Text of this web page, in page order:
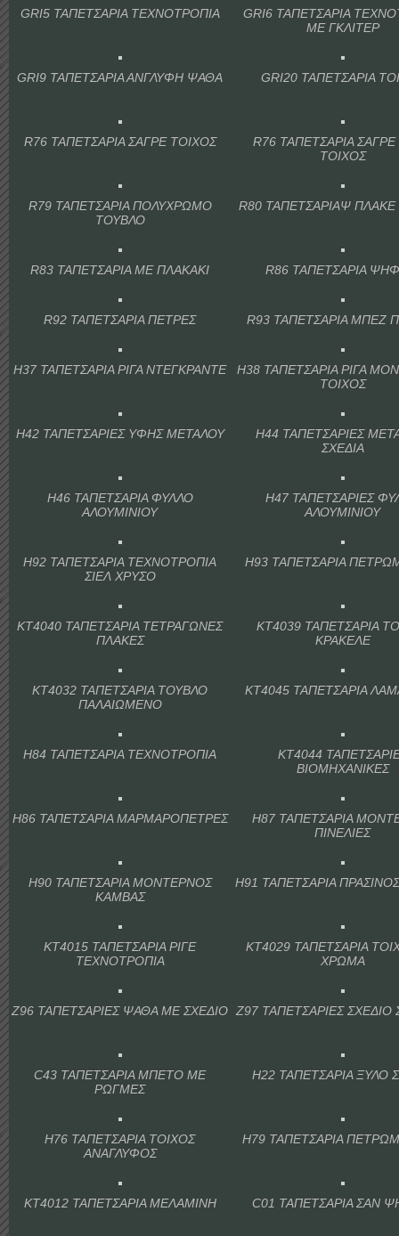
GRI5 ΤΑΠΕΤΣΑΡΙΑ ΤΕΧΝΟΤΡΟΠΙΑ
GRI6 ΤΑΠΕΤΣΑΡΙΑ
ΜΕ ΓΚΛΙΤΕΡ
GRI9 ΤΑΠΕΤΣΑΡΙΑ ΑΝΓΛΥΦΗ ΨΑΘΑ GRI20 ΤΑΠΕΤΣΑΡΙΑ
R76 ΤΑΠΕΤΣΑΡΙΑ ΣΑΓΡΕ ΤΟΙΧΟΣ
R76 ΤΑΠΕΤΣΑΡΙΑ
ΤΟΙΧΟΣ
R79 ΤΑΠΕΤΣΑΡΙΑ ΠΟΛΥΧΡΩΜΟ
ΤΟΥΒΛΟ
R80 ΤΑΠΕΤΣΑΡΙΑΨ
R83 ΤΑΠΕΤΣΑΡΙΑ ΜΕ ΠΛΑΚΑΚΙ R86 ΤΑΠΕΤΣΑΡΙΑ
R92 ΤΑΠΕΤΣΑΡΙΑ ΠΕΤΡΕΣ R93 ΤΑΠΕΤΣΑΡΙΑ ΜΠΕΖ
H37 ΤΑΠΕΤΣΑΡΙΑ ΡΙΓΑ ΝΤΕΓΚΡΑΝΤΕ
H38 ΤΑΠΕΤΣΑΡΙΑ ΡΙΓΑ
ΤΟΙΧΟΣ
H42 ΤΑΠΕΤΣΑΡΙΕΣ ΥΦΗΣ ΜΕΤΑΛΟΥ
H44 ΤΑΠΕΤΣΑΡΙΕΣ
ΣΧΕΔΙΑ
H46 ΤΑΠΕΤΣΑΡΙΑ ΦΥΛΛΟ
ΑΛΟΥΜΙΝΙΟΥ
H47 ΤΑΠΕΤΣΑΡΙΕΣ
ΑΛΟΥΜΙΝΙΟΥ
H92 ΤΑΠΕΤΣΑΡΙΑ ΤΕΧΝΟΤΡΟΠΙΑ
ΣΙΕΛ ΧΡΥΣΟ
H93 ΤΑΠΕΤΣΑΡΙΑ
KT4040 ΤΑΠΕΤΣΑΡΙΑ ΤΕΤΡΑΓΩΝΕΣ
ΠΛΑΚΕΣ
KT4039 ΤΑΠΕΤΣΑΡΙΑ
ΚΡΑΚΕΛΕ
KT4032 ΤΑΠΕΤΣΑΡΙΑ ΤΟΥΒΛΟ
ΠΑΛΑΙΩΜΕΝΟ
KT4045 ΤΑΠΕΤΣΑΡΙΑ
H84 ΤΑΠΕΤΣΑΡΙΑ ΤΕΧΝΟΤΡΟΠΙΑ
KT4044
ΒΙΟΜΗΧΑΝΙΚΕΣ
H86 ΤΑΠΕΤΣΑΡΙΑ ΜΑΡΜΑΡΟΠΕΤΡΕΣ
H87 ΤΑΠΕΤΣΑΡΙΑ
ΠΙΝΕΛΙΕΣ
H90 ΤΑΠΕΤΣΑΡΙΑ ΜΟΝΤΕΡΝΟΣ
ΚΑΜΒΑΣ
H91 ΤΑΠΕΤΣΑΡΙΑ
KT4015 ΤΑΠΕΤΣΑΡΙΑ ΡΙΓΕ
ΤΕΧΝΟΤΡΟΠΙΑ
KT4029 ΤΑΠΕΤΣΑΡΙΑ
ΧΡΩΜΑ
Ζ96 ΤΑΠΕΤΣΑΡΙΕΣ ΨΑΘΑ ΜΕ ΣΧΕΔΙΟ Ζ97 ΤΑΠΕΤΣΑΡΙΕΣ
C43 ΤΑΠΕΤΣΑΡΙΑ ΜΠΕΤΟ ΜΕ
ΡΩΓΜΕΣ
H22 ΤΑΠΕΤΣΑΡΙΑ ΞΥΛΟ
H76 ΤΑΠΕΤΣΑΡΙΑ ΤΟΙΧΟΣ
ΑΝΑΓΛΥΦΟΣ
H79 ΤΑΠΕΤΣΑΡΙΑ
KT4012 ΤΑΠΕΤΣΑΡΙΑ ΜΕΛΑΜΙΝΗ C01 ΤΑΠΕΤΣΑΡΙΑ ΣΑΝ